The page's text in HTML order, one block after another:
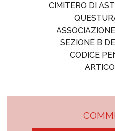
CIMITERO DI
SEZIONE B
CODICE